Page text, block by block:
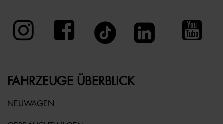
FAHRZEUGE ÜBERBLICK
NEUWAGEN